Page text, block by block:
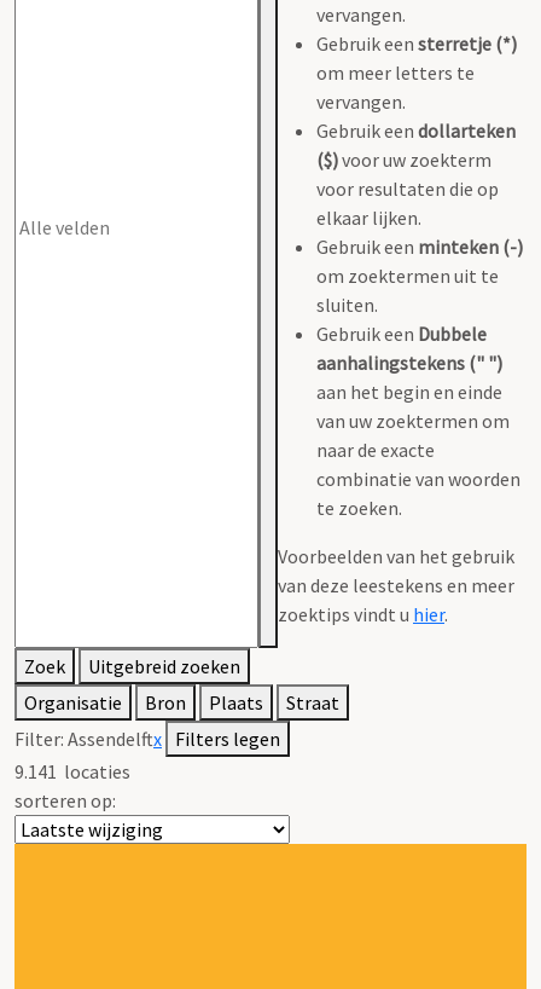
vervangen.
Gebruik een sterretje (*)
om meer letters te
vervangen.
Gebruik een dollarteken
($)voor uw zoekterm
voor resultaten die op
elkaar lijken.
Gebruik een minteken (-)
om zoektermen uit te
sluiten.
Gebruik een Dubbele
aanhalingstekens (" ")
aan het begin en einde
van uw zoektermen om
naar de exacte
combinatie van woorden
te zoeken.
Voorbeelden van het gebruik
van deze leestekens en meer
zoektips vindt u hier.
Zoek
Uitgebreid zoeken
Organisatie
Bron Plaats
Straat
Filter: Assendelftx Filters legen
9.141 locaties
sorteren op: